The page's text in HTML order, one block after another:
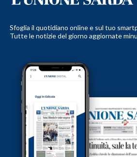
Sfoglia il quotidiano online e sul tuo
Tutte le notizie del giorno aggiornate